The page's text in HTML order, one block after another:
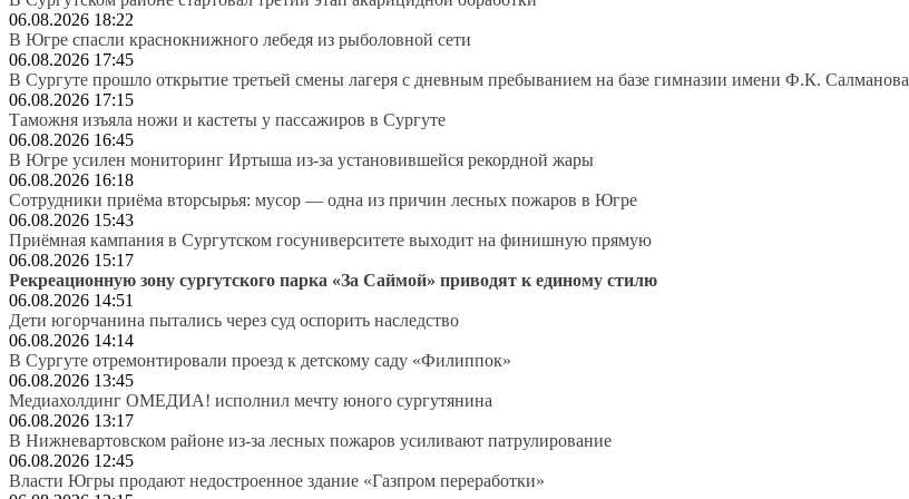
06.08.2026 18:22
В Югре спасли краснокнижного лебедя из рыболовной сети
06.08.2026 17:45
В Сургуте прошло открытие третьей смены лагеря с дневным пребыванием на базе гимназии имени Ф.К. Салманова
06.08.2026 17:15
Таможня изъяла ножи и кастеты у пассажиров в Сургуте
06.08.2026 16:45
В Югре усилен мониторинг Иртыша из-за установившейся рекордной жары
06.08.2026 16:18
Сотрудники приёма вторсырья: мусор — одна из причин лесных пожаров в Югре
06.08.2026 15:43
Приёмная кампания в Сургутском госуниверситете выходит на финишную прямую
06.08.2026 15:17
Рекреационную зону сургутского парка «За Саймой» приводят к единому стилю
06.08.2026 14:51
Дети югорчанина пытались через суд оспорить наследство
06.08.2026 14:14
В Сургуте отремонтировали проезд к детскому саду «Филиппок»
06.08.2026 13:45
Медиахолдинг ОМЕДИА! исполнил мечту юного сургутянина
06.08.2026 13:17
В Нижневартовском районе из-за лесных пожаров усиливают патрулирование
06.08.2026 12:45
Власти Югры продают недостроенное здание «Газпром переработки»